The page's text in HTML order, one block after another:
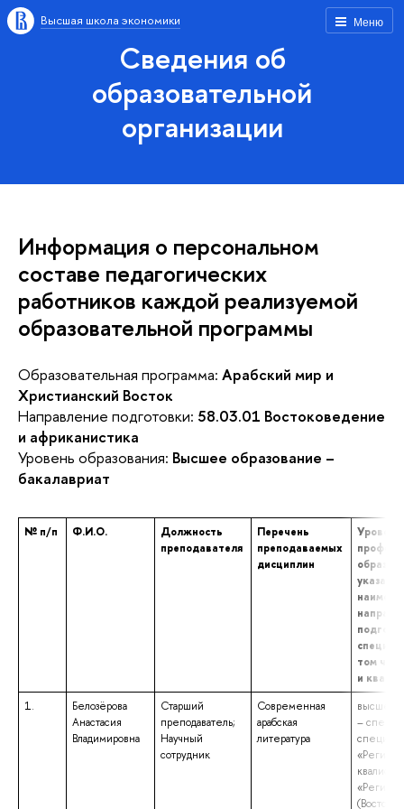
Меню
Высшая школа экономики
Сведения об
образовательной
организации
Информация о персональном
составе педагогических
работников каждой реализуемой
образовательной программы
Образовательная программа: Арабский мир и
Христианский Восток
Направление подготовки: 58.03.01 Востоковедение
и африканистика
Уровень образования: Высшее образование –
бакалавриат
№ п/п Ф.И.О.
Должность
преподавателя
Перечень
преподаваемых
дисциплин
том
и
1.
Белозёрова
Анастасия
Владимировна
Старший
преподаватель;
Научный
сотрудник
Современная
арабская
литература
высшее
–